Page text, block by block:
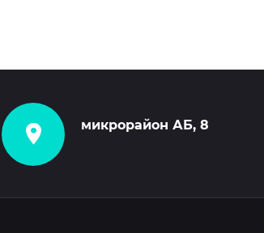
микрорайон АБ, 8